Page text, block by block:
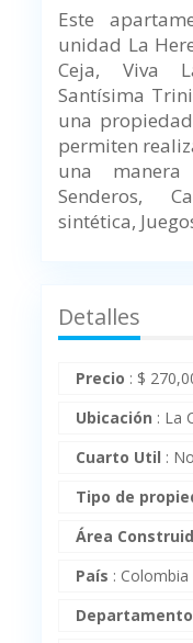
Este
unidad La
Ceja, Viva
Santísima
una
permiten
una manera
Senderos,
sintética,
Detalles
Precio : $
Ubicación : La
Cuarto Util : No
Tipo de
Área
País : Colombia
Departamento